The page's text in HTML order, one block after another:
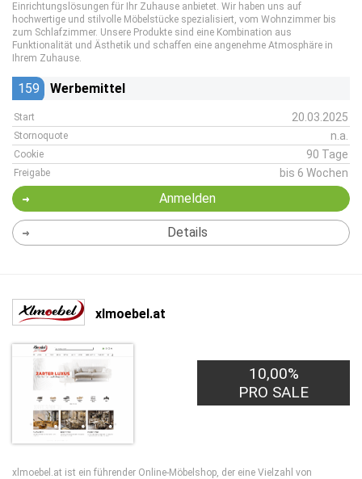
Einrichtungslösungen für Ihr Zuhause anbietet. Wir haben uns auf
hochwertige und stilvolle Möbelstücke spezialisiert, vom Wohnzimmer bis
zum Schlafzimmer. Unsere Produkte sind eine Kombination aus
Funktionalität und Ästhetik und schaffen eine angenehme Atmosphäre in
Ihrem Zuhause.
159 Werbemittel
Start 20.03.2025
Stornoquote n.a.
Cookie 90 Tage
Freigabe bis 6 Wochen
Anmelden
Details
xlmoebel.at
10,00%
PRO SALE
xlmoebel.at ist ein führender Online-Möbelshop, der eine Vielzahl von